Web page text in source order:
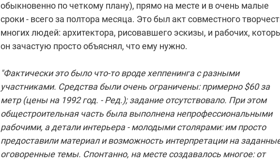
обыкновенно по четкому плану), прямо на месте и в очень малые
сроки - всего за полтора месяца. Это был акт совместного
многих людей: архитектора, рисовавшего эскизы, и рабочих,
он зачастую просто объяснял, что ему нужно.
"Фактически это было что-то вроде хеппенинга с разными
участниками. Средства были очень ограничены: примерно $60 за
метр (цены на 1992 год. - Ред.); задание отсутствовало. При этом
общестроительная часть была выполнена непрофессиональными
рабочими, а детали интерьера - молодыми столярами: им просто
предоставили материал и возможность интерпретации на
оговоренные темы. Спонтанно, на месте создавалось многое: от